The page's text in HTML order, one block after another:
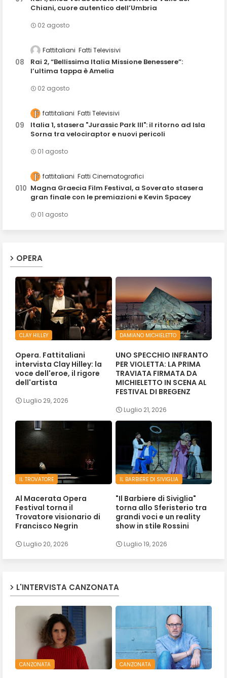
Chiani, cuore autentico dell’Umbria
02 agosto
Fattitaliani Fatti Televisivi
Rai 2, “Bellissima Italia Missione Benessere”:
l’ultima tappa è Amelia
02 agosto
fattitaliani Fatti Televisivi
Italia 1, stasera "Jurassic Park III": il ritorno ad Isla
Sorna tra velociraptor e nuovi pericoli
01 agosto
fattitaliani Fatti Cinematografici
Magna Graecia Film Festival, a Soverato stasera
gran finale con le premiazioni e Kevin Spacey
01 agosto
OPERA
CLAY HILLEY
Opera. Fattitaliani
intervista Clay Hilley: la
voce dell'eroe, il rigore
dell'artista
Luglio 29, 2026
DAMIANO MICHIELETTO
UNO SPECCHIO INFRANTO
PER VIOLETTA: LA PRIMA
TRAVIATA FIRMATA DA
MICHIELETTO IN SCENA AL
FESTIVAL DI BREGENZ
Luglio 21, 2026
IL TROVATORE
Al Macerata Opera
Festival torna il
Trovatore visionario di
Francisco Negrin
Luglio 20, 2026
IL BARBIERE DI SIVIGLIA
"Il Barbiere di Siviglia"
torna allo Sferisterio tra
grandi voci e un reality
show in stile Rossini
Luglio 19, 2026
L'INTERVISTA CANZONATA
CANZONATA CANZONATA